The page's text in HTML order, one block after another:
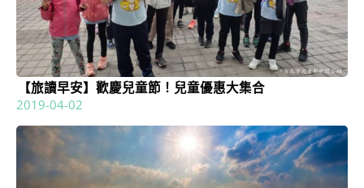
【旅讀早安】歡慶兒童節！兒童優惠大集合
2019-04-02